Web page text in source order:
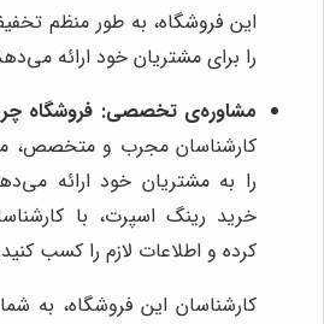
این فروشگاه، به طور منظم
را برای مشتریان خود ارائه
مشاوره‌ی تخصصی: فروشگاه
کارشناسان مجرب و متخصص،
را به مشتریان خود ارائه
خرید رینگ اسپرت، با
کرده و اطلاعات لازم را کسب
کارشناسان این فروشگاه، به